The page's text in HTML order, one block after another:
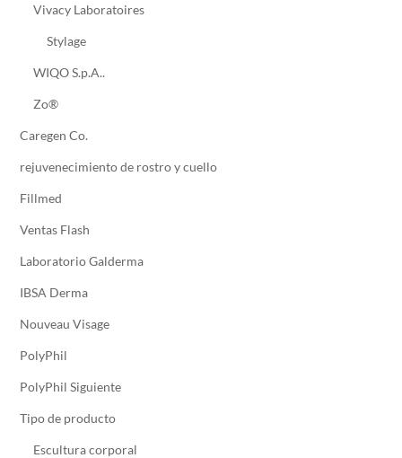
Vivacy Laboratoires
Stylage
WIQO S.p.A..
Zo®
Caregen Co.
rejuvenecimiento de rostro y cuello
Fillmed
Ventas Flash
Laboratorio Galderma
IBSA Derma
Nouveau Visage
PolyPhil
PolyPhil Siguiente
Tipo de producto
Escultura corporal